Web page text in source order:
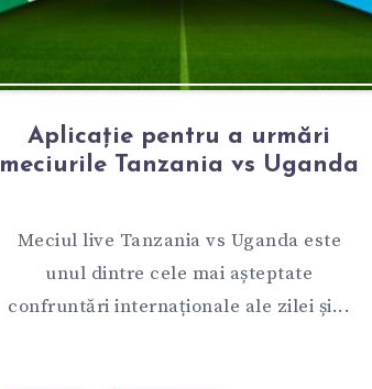
Aplicație pentru a urmări
meciurile Tanzania vs Uganda
Meciul live Tanzania vs Uganda este
unul dintre cele mai așteptate
confruntări internaționale ale zilei și...